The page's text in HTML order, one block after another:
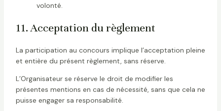
volonté.
11. Acceptation du règlement
La participation au concours implique l’acceptation pleine
et entière du présent règlement, sans réserve.
L’Organisateur se réserve le droit de modifier les
présentes mentions en cas de nécessité, sans que cela ne
puisse engager sa responsabilité.